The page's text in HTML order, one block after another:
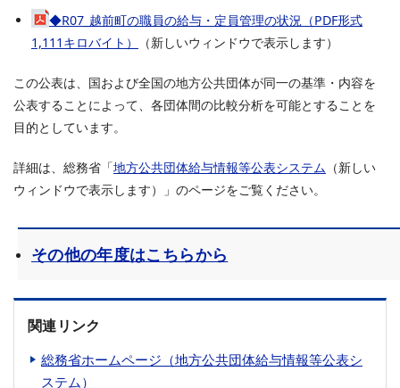
◆R07_越前町の職員の給与・定員管理の状況（PDF形式
1,111キロバイト）
（新しいウィンドウで表示します）
この公表は、国および全国の地方公共団体が同一の基準・内容を
公表することによって、各団体間の比較分析を可能とすることを
目的としています。
詳細は、総務省「地方公共団体給与情報等公表システム （新しい
ウィンドウで表示します）」のページをご覧ください。
その他の年度はこちらから
関連リンク
総務省ホームページ（地方公共団体給与情報等公表シ
ステム）